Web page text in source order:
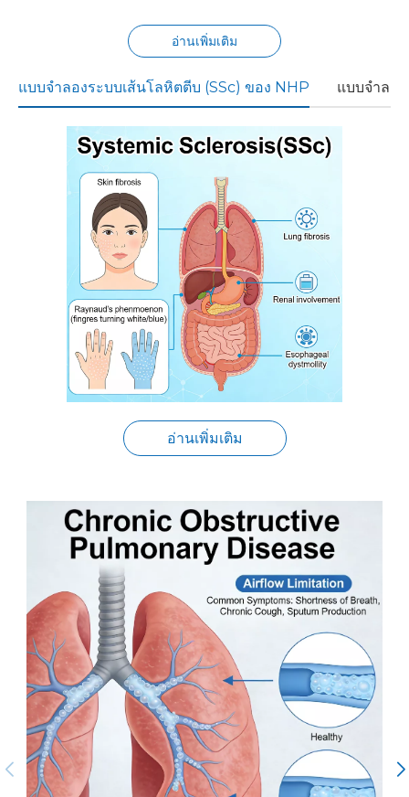
อ่านเพิ่มเติม
แบบจำลองระบบเส้นโลหิตตีบ (SSc) ของ NHP แบบจำลอ
อ่านเพิ่มเติม